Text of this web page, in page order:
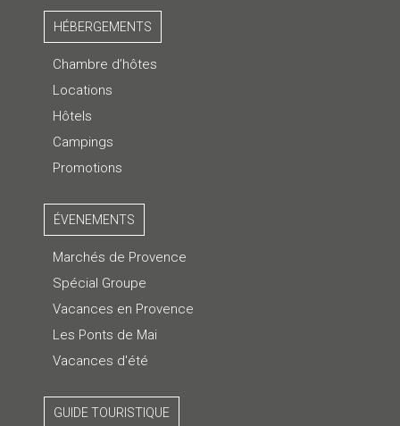
HÉBERGEMENTS
Chambre d’hôtes
Locations
Hôtels
Campings
Promotions
ÉVENEMENTS
Marchés de Provence
Spécial Groupe
Vacances en Provence
Les Ponts de Mai
Vacances d'été
GUIDE TOURISTIQUE